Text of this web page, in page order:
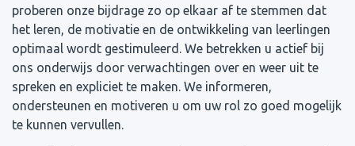
proberen onze bijdrage zo op elkaar af te stemmen dat
het leren, de motivatie en de ontwikkeling van leerlingen
optimaal wordt gestimuleerd. We betrekken u actief bij
ons onderwijs door verwachtingen over en weer uit te
spreken en expliciet te maken. We informeren,
ondersteunen en motiveren u om uw rol zo goed mogelijk
te kunnen vervullen.